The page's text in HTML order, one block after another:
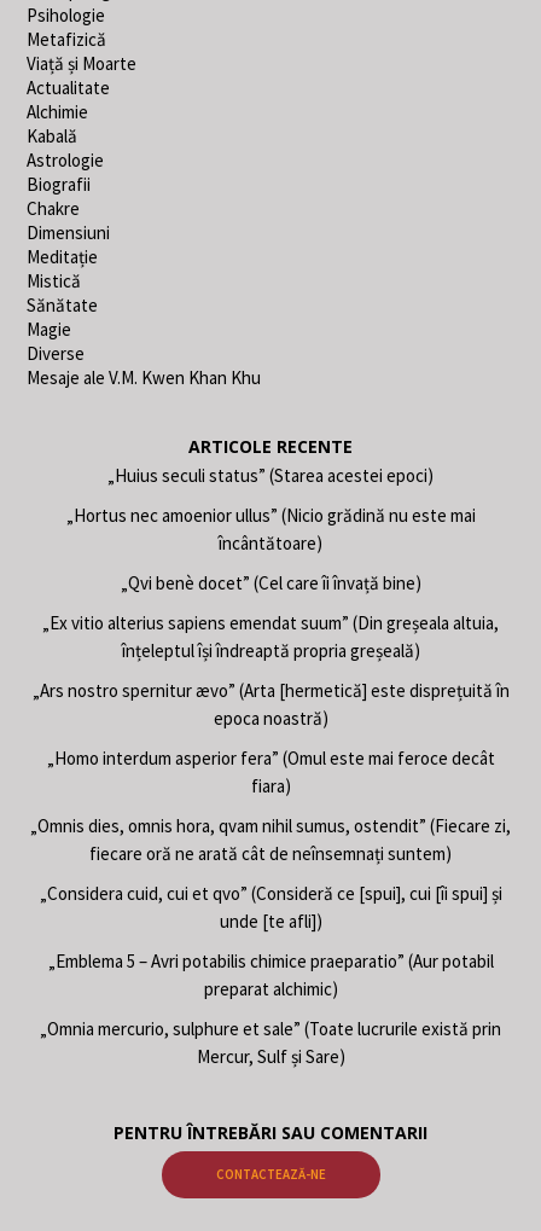
Psihologie
Metafizică
Viață și Moarte
Actualitate
Alchimie
Kabală
Astrologie
Biografii
Chakre
Dimensiuni
Meditație
Mistică
Sănătate
Magie
Diverse
Mesaje ale V.M. Kwen Khan Khu
ARTICOLE RECENTE
„Huius seculi status” (Starea acestei epoci)
„Hortus nec amoenior ullus” (Nicio grădină nu este mai
încântătoare)
„Qvi benè docet” (Cel care îi învață bine)
„Ex vitio alterius sapiens emendat suum” (Din greșeala altuia,
înțeleptul își îndreaptă propria greșeală)
„Ars nostro spernitur ævo” (Arta [hermetică] este disprețuită în
epoca noastră)
„Homo interdum asperior fera” (Omul este mai feroce decât
fiara)
„Omnis dies, omnis hora, qvam nihil sumus, ostendit” (Fiecare zi,
fiecare oră ne arată cât de neînsemnați suntem)
„Considera cuid, cui et qvo” (Consideră ce [spui], cui [îi spui] și
unde [te afli])
„Emblema 5 – Avri potabilis chimice praeparatio” (Aur potabil
preparat alchimic)
„Omnia mercurio, sulphure et sale” (Toate lucrurile există prin
Mercur, Sulf și Sare)
PENTRU ÎNTREBĂRI SAU COMENTARII
CONTACTEAZĂ-NE